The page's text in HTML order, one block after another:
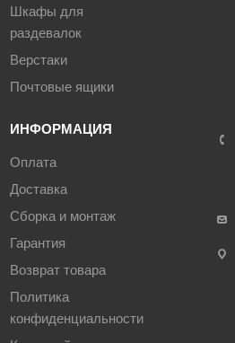
Шкафы для
раздевалок
Верстаки
Почтовые ящики
ИНФОРМАЦИЯ
Оплата
Доставка
Сборка и монтаж
Гарантия
Возврат товара
Политика
конфиденциальности